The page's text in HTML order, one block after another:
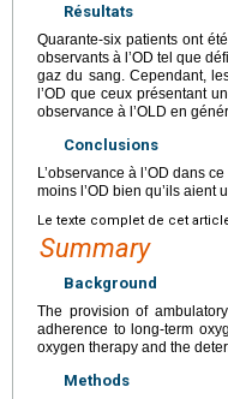
Résultats
Quarante-six patients ont
observants à l’OD tel que
gaz du sang. Cependant,
l’OD que ceux présentant
observance à l’OLD en
Conclusions
L’observance à l’OD dans
moins l’OD bien qu’ils aient
Le texte complet de cet
Summary
Background
The provision of
adherence to long-term
oxygen therapy and the
Methods